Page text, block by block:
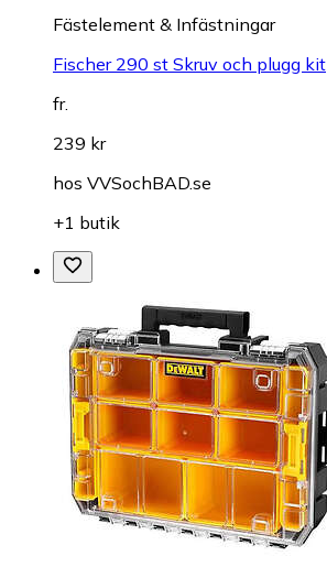
Fästelement & Infästningar
Fischer 290 st Skruv och plugg kit
fr.
239 kr
hos VVSochBAD.se
+1 butik